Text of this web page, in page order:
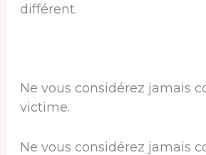
différent.
Ne vous considérez jamais
victime.
Ne vous considérez jamais